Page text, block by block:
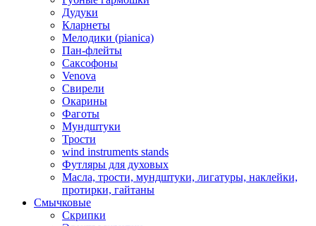
Дудуки
Кларнеты
Мелодики (pianica)
Пан-флейты
Саксофоны
Venova
Свирели
Окарины
Фаготы
Мундштуки
Трости
wind instruments stands
Футляры для духовых
Масла, трости, мундштуки, лигатуры, наклейки,
протирки, гайтаны
Смычковые
Скрипки